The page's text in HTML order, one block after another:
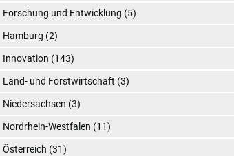
Forschung und Entwicklung (5)
Hamburg (2)
Innovation (143)
Land- und Forstwirtschaft (3)
Niedersachsen (3)
Nordrhein-Westfalen (11)
Österreich (31)